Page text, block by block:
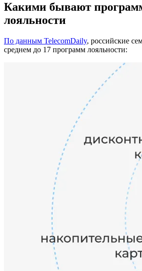
Какими бывают
лояльности
По данным TelecomDaily, российские
среднем до 17 программ лояльности: